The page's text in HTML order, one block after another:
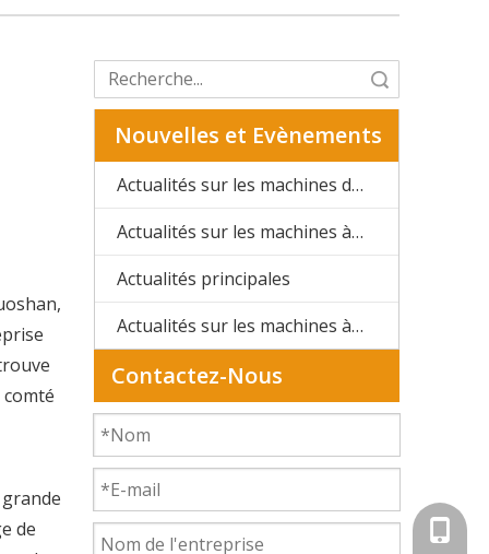
de
Nouvelles et Evènements
Actualités sur les machines de formage
Actualités sur les machines à rainurer
Actualités principales
Actualités sur les machines à positionner
Contactez-Nous
+86-